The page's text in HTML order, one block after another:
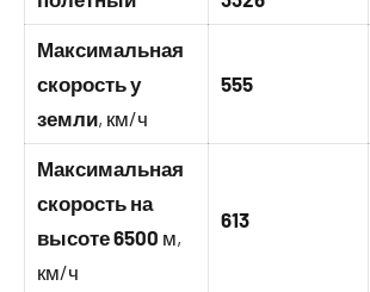
Максимальная
скорость у
земли, км/ч
555
Максимальная
скорость на
высоте 6500 м,
км/ч
613